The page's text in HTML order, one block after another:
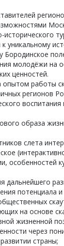
исторического
уникальному
Бородинское
молодёжи на
ценностей.
работы
регионов
образа
слета
особенностей
дальнейшего
потенциала
на основе
жизненной
через
страны;